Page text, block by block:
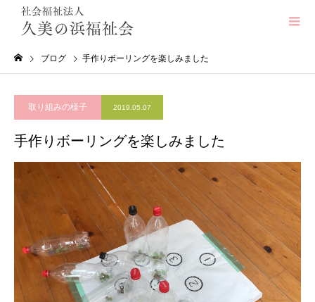
ブログ 手作りボーリングを楽しみました
取り組みの様子 2019.05.07
手作りボーリングを楽しみました